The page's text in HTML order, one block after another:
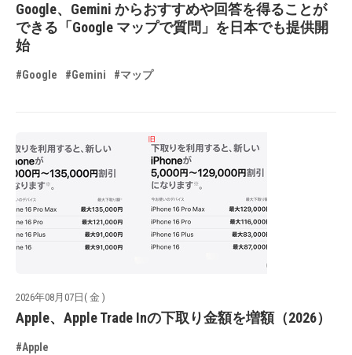
Google、Gemini からおすすめや回答を得ることが
できる「Google マップで質問」を日本でも提供開
始
#Google #Gemini #マップ
2026年08月07日( 金 )
Apple、Apple Trade Inの下取り金額を増額（2026）
#Apple